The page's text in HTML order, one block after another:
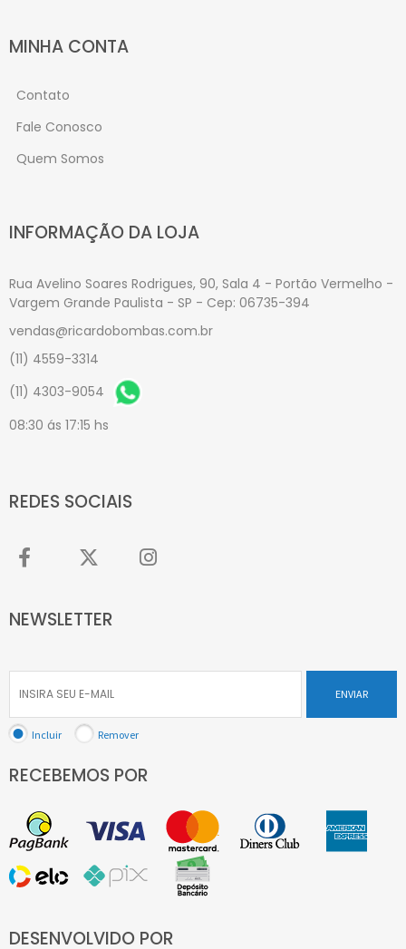
MINHA CONTA
Contato
Fale Conosco
Quem Somos
INFORMAÇÃO DA LOJA
Rua Avelino Soares Rodrigues, 90, Sala 4 - Portão Vermelho -
Vargem Grande Paulista - SP - Cep: 06735-394
vendas@ricardobombas.com.br
(11) 4559-3314
(11) 4303-9054
08:30 ás 17:15 hs
REDES SOCIAIS
NEWSLETTER
ENVIAR
Incluir Remover
RECEBEMOS POR
DESENVOLVIDO POR